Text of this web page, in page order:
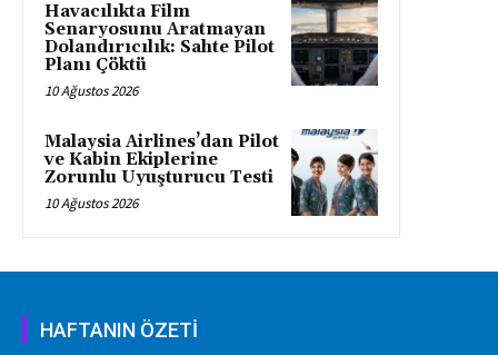
Havacılıkta Film
Senaryosunu Aratmayan
Dolandırıcılık: Sahte Pilot
Planı Çöktü
10 Ağustos 2026
Malaysia Airlines’dan Pilot
ve Kabin Ekiplerine
Zorunlu Uyuşturucu Testi
10 Ağustos 2026
HAFTANIN ÖZETİ